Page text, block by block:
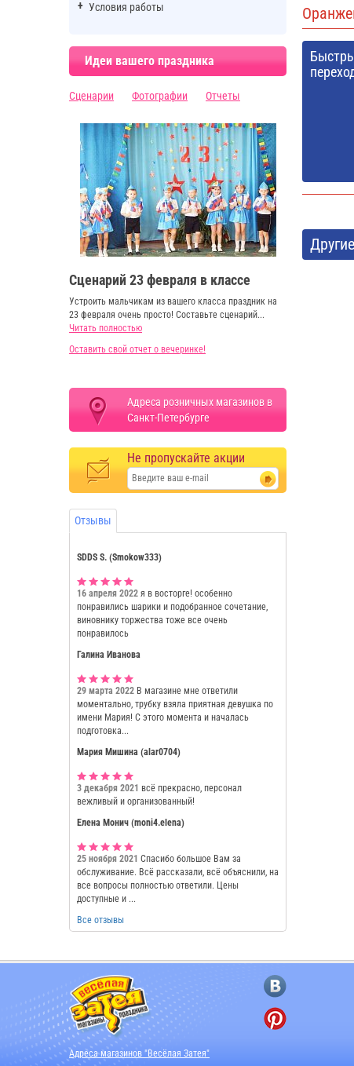
Условия работы
Идеи вашего праздника
Сценарии Фотографии Отчеты
Сценарий 23 февраля в классе
Устроить мальчикам из вашего класса праздник на
23 февраля очень просто! Составьте сценарий...
Читать полностью
Оставить свой отчет о вечеринке!
Адреса розничных магазинов в
Санкт-Петербурге
Не пропускайте акции
Отзывы
SDDS S. (Smokow333)
16 апреля 2022 я в восторге! особенно
понравились шарики и подобранное сочетание,
виновнику торжества тоже все очень
понравилось
Галина Иванова
29 марта 2022 В магазине мне ответили
моментально, трубку взяла приятная девушка по
имени Мария! С этого момента и началась
подготовка...
Мария Мишина (alar0704)
3 декабря 2021 всё прекрасно, персонал
вежливый и организованный!
Елена Монич (moni4.elena)
25 ноября 2021 Спасибо большое Вам за
обслуживание. Всё рассказали, всё объяснили, на
все вопросы полностью ответили. Цены
доступные и ...
Все отзывы
Адреса магазинов "Весёлая Затея"